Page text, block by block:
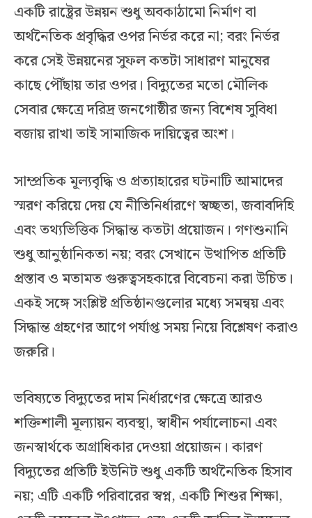
একটি রাষ্ট্রের উন্নয়ন শুধু অবকাঠামো নির্মাণ বা
অর্থনৈতিক প্রবৃদ্ধির ওপর নির্ভর করে না; বরং নির্ভর
করে সেই উন্নয়নের সুফল কতটা সাধারণ মানুষের
কাছে পৌঁছায় তার ওপর। বিদ্যুতের মতো মৌলিক
সেবার ক্ষেত্রে দরিদ্র জনগোষ্ঠীর জন্য বিশেষ সুবিধা
বজায় রাখা তাই সামাজিক দায়িত্বের অংশ।
সাম্প্রতিক মূল্যবৃদ্ধি ও প্রত্যাহারের ঘটনাটি আমাদের
স্মরণ করিয়ে দেয় যে নীতিনির্ধারণে স্বচ্ছতা, জবাবদিহি
এবং তথ্যভিত্তিক সিদ্ধান্ত কতটা প্রয়োজন। গণশুনানি
শুধু আনুষ্ঠানিকতা নয়; বরং সেখানে উত্থাপিত প্রতিটি
প্রস্তাব ও মতামত গুরুত্বসহকারে বিবেচনা করা উচিত।
একই সঙ্গে সংশ্লিষ্ট প্রতিষ্ঠানগুলোর মধ্যে সমন্বয় এবং
সিদ্ধান্ত গ্রহণের আগে পর্যাপ্ত সময় নিয়ে বিশ্লেষণ করাও
জরুরি।
ভবিষ্যতে বিদ্যুতের দাম নির্ধারণের ক্ষেত্রে আরও
শক্তিশালী মূল্যায়ন ব্যবস্থা, স্বাধীন পর্যালোচনা এবং
জনস্বার্থকে অগ্রাধিকার দেওয়া প্রয়োজন। কারণ
বিদ্যুতের প্রতিটি ইউনিট শুধু একটি অর্থনৈতিক হিসাব
নয়; এটি একটি পরিবারের স্বপ্ন, একটি শিশুর শিক্ষা,